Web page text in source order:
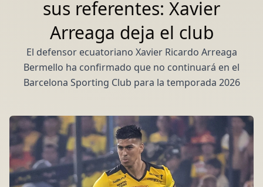
sus referentes: Xavier
Arreaga deja el club
El defensor ecuatoriano Xavier Ricardo Arreaga
Bermello ha confirmado que no continuará en el
Barcelona Sporting Club para la temporada 2026